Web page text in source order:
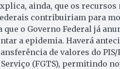
ainda, que os
contribuiriam para
que o Governo Federal já
a epidemia. Haverá
de valores do PIS/
(FGTS), permitindo